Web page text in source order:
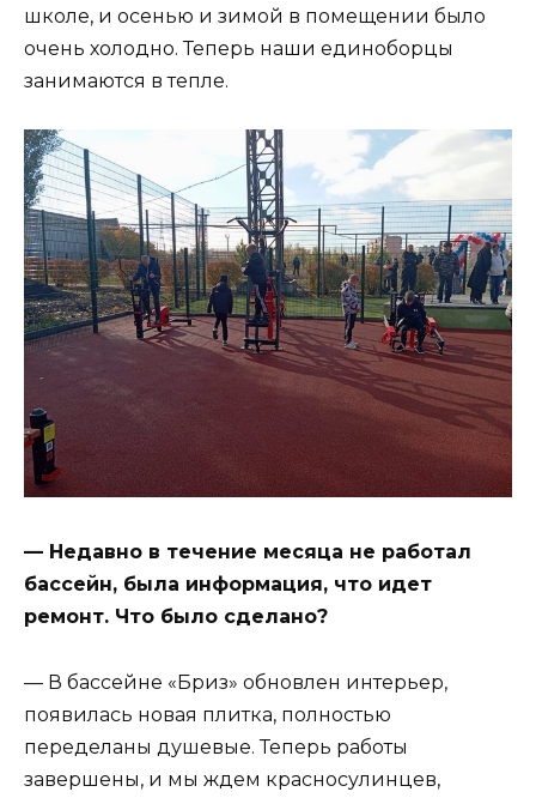
школе, и осенью и зимой в помещении было
очень холодно. Теперь наши единоборцы
занимаются в тепле.
— Недавно в течение месяца не работал
бассейн, была информация, что идет
ремонт. Что было сделано?
— В бассейне «Бриз» обновлен интерьер,
появилась новая плитка, полностью
переделаны душевые. Теперь работы
завершены, и мы ждем красносулинцев,